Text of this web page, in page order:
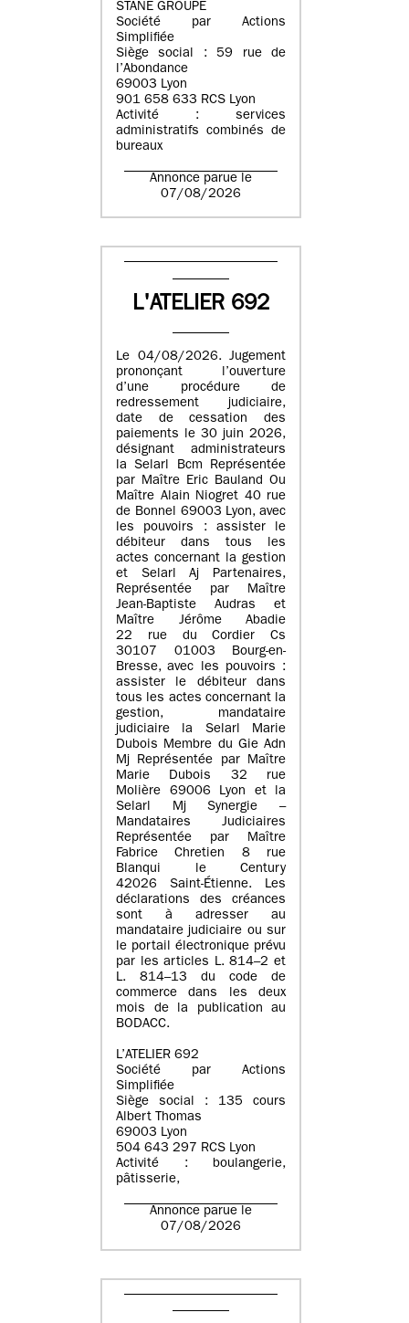
STANE GROUPE
Société par Actions
Simplifiée
Siège social : 59 rue de
l’Abondance
69003 Lyon
901 658 633 RCS Lyon
Activité : services
administratifs combinés de
bureaux
Annonce parue le
07/08/2026
L'ATELIER 692
Le 04/08/2026. Jugement
prononçant l’ouverture
d’une procédure de
redressement judiciaire,
date de cessation des
paiements le 30 juin 2026,
désignant administrateurs
la Selarl Bcm Représentée
par Maître Eric Bauland Ou
Maître Alain Niogret 40 rue
de Bonnel 69003 Lyon, avec
les pouvoirs : assister le
débiteur dans tous les
actes concernant la gestion
et Selarl Aj Partenaires,
Représentée par Maître
Jean-Baptiste Audras et
Maître Jérôme Abadie
22 rue du Cordier Cs
30107 01003 Bourg-en-
Bresse, avec les pouvoirs :
assister le débiteur dans
tous les actes concernant la
gestion, mandataire
judiciaire la Selarl Marie
Dubois Membre du Gie Adn
Mj Représentée par Maître
Marie Dubois 32 rue
Molière 69006 Lyon et la
Selarl Mj Synergie –
Mandataires Judiciaires
Représentée par Maître
Fabrice Chretien 8 rue
Blanqui le Century
42026 Saint-Étienne. Les
déclarations des créances
sont à adresser au
mandataire judiciaire ou sur
le portail électronique prévu
par les articles L. 814–2 et
L. 814–13 du code de
commerce dans les deux
mois de la publication au
BODACC.
L’ATELIER 692
Société par Actions
Simplifiée
Siège social : 135 cours
Albert Thomas
69003 Lyon
504 643 297 RCS Lyon
Activité : boulangerie,
pâtisserie,
Annonce parue le
07/08/2026